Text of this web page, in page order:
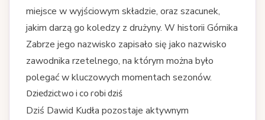
miejsce w wyjściowym składzie, oraz szacunek,
jakim darzą go koledzy z drużyny. W historii Górnika
Zabrze jego nazwisko zapisało się jako nazwisko
zawodnika rzetelnego, na którym można było
polegać w kluczowych momentach sezonów.
Dziedzictwo i co robi dziś
Dziś Dawid Kudła pozostaje aktywnym